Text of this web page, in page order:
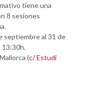
tiene una
8 sesiones
septiembre al 31 de
13:30h.
(c/ Estudi